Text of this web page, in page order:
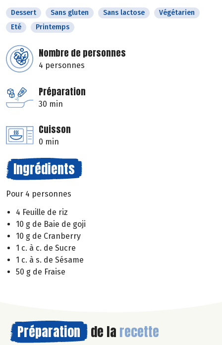
Dessert Sans gluten Sans lactose
Végétarien
Eté
Printemps
Nombre de personnes
4 personnes
Préparation
30 min
Cuisson
0 min
Ingrédients
Pour 4 personnes
4 Feuille de riz
10 g de Baie de goji
10 g de Cranberry
1 c. à c. de Sucre
1 c. à s. de Sésame
50 g de Fraise
Préparation de la recette